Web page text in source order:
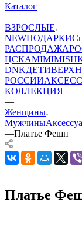
Каталог
—
ВЗРОСЛЫЕ
NEWПОДАРКИ
РАСПРОДАЖА
ЦСКА
DNKДЕТИ
РОССИИ
КОЛЛЕКЦИЯ
—
Женщины
Мужчины
—Платье Фешн
Платье